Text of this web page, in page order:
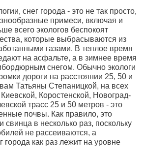
снег города - это не так просто,
примеси, включая и
всего экологов беспокоят
которые выбрасываются из
газами. В теплое время
на асфальте, а в зимнее время
снегом. Обычно экологи
дороги на расстоянии 25, 50 и
Татьяны Степаницкой, на всех
Коростенской, Новоград-
трасс 25 и 50 метров - это
почвы. Как правило, это
в несколько раз, поскольку
не рассеиваются, а
как раз лежит на уровне